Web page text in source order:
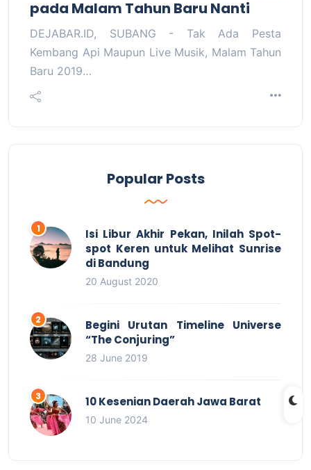
pada Malam Tahun Baru Nanti
DEJABAR.ID, SUBANG - Tak Ada Pesta
Kembang Api Maupun Live Musik, Malam Tahun
Baru 2019…
Popular Posts
Isi Libur Akhir Pekan, Inilah Spot-
spot Keren untuk Melihat Sunrise
di Bandung
20 August 2020
Begini Urutan Timeline Universe
“The Conjuring”
28 June 2019
10 Kesenian Daerah Jawa Barat
10 June 2024